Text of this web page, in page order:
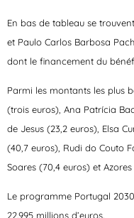
En bas de tableau se
et Paulo Carlos Barbosa
dont le financement du
Parmi les montants les plus
(trois euros), Ana Patrícia
de Jesus (23,2 euros), Elsa
(40,7 euros), Rudi do Couto
Soares (70,4 euros) et Azores
Le programme Portugal
22.995 millions d’euros.